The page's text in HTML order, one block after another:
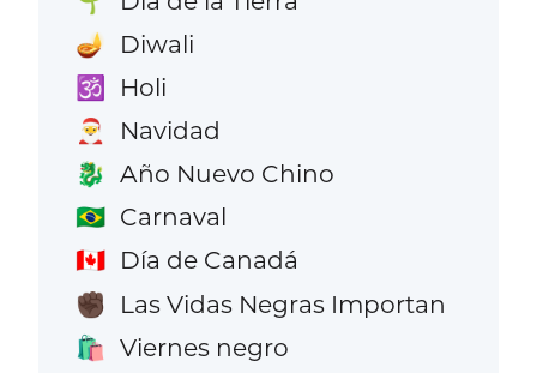
🪔 Diwali
🕉️ Holi
🎅 Navidad
🐉 Año Nuevo Chino
🇧🇷 Carnaval
🇨🇦 Día de Canadá
✊🏿 Las Vidas Negras Importan
🛍️ Viernes negro